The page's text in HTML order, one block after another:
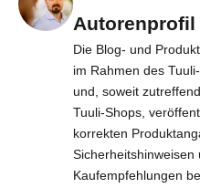
Autorenprofil
Die Blog- und
im Rahmen des
und, soweit
Tuuli-Shops,
korrekten
Sicherheitshinweisen
Kaufempfehlungen